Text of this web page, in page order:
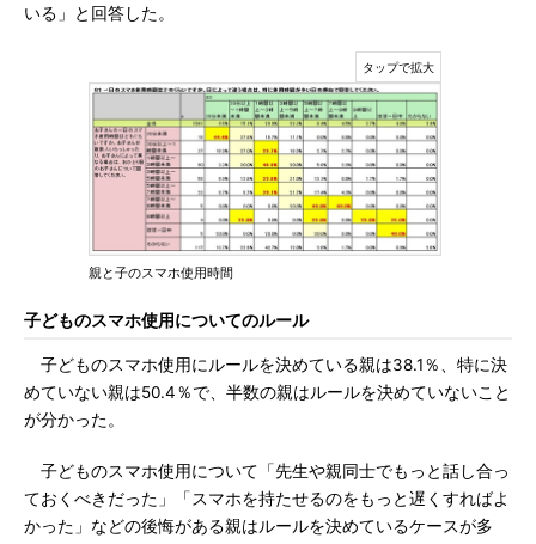
いる」と回答した。
親と子のスマホ使用時間
子どものスマホ使用についてのルール
子どものスマホ使用にルールを決めている親は38.1％、特に決
めていない親は50.4％で、半数の親はルールを決めていないこと
が分かった。
子どものスマホ使用について「先生や親同士でもっと話し合っ
ておくべきだった」「スマホを持たせるのをもっと遅くすればよ
かった」などの後悔がある親はルールを決めているケースが多